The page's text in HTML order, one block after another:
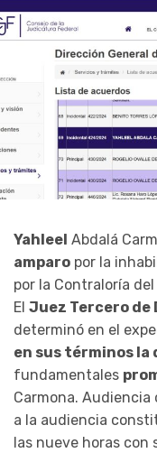
Yahleel Abdalá
amparo por la
por la Contraloría
El Juez Tercero de
determinó en el
en sus términos la
fundamentales
Carmona.
a la audiencia
las nueve horas con